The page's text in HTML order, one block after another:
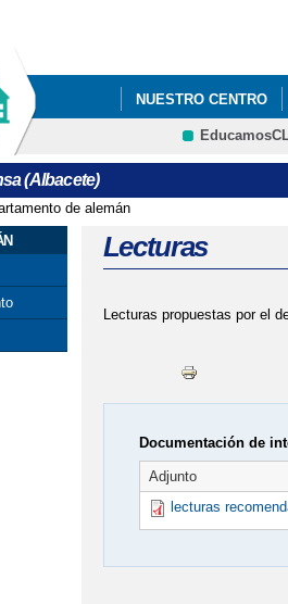
NUESTRO CENTRO
PROCESO DE
(Albacete)
aquí
de alemán
Lecturas
Lecturas propuestas por el
Documentación de
Adjunto
lecturas